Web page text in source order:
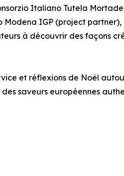
Italiano Tutela
IGP (project
à découvrir des façons
et réflexions de Noël
saveurs européennes